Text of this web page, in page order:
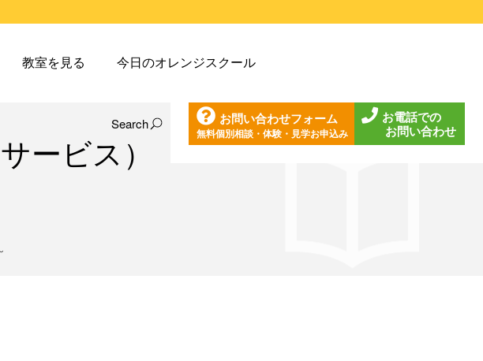
ルのプログラム
ルピコのプログラム
教室を見る
東戸塚教室
東戸塚第２教室
今日のオレンジスクール
今日の東戸塚教室
今日の東戸塚第２教室
Search お問い合わせフォーム
無料個別相談・体験・見学お申込み
お電話での
お問い合わせ
のプログラム
塚第２教室
口教室
み野教室
教室
今日の東戸塚第２教室
今日の東戸塚第４教室
今日の溝ノ口教室
今日のあざみ野教室
ービス）